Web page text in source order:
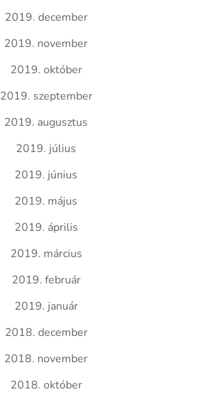
2019. december
2019. november
2019. október
2019. szeptember
2019. augusztus
2019. július
2019. június
2019. május
2019. április
2019. március
2019. február
2019. január
2018. december
2018. november
2018. október